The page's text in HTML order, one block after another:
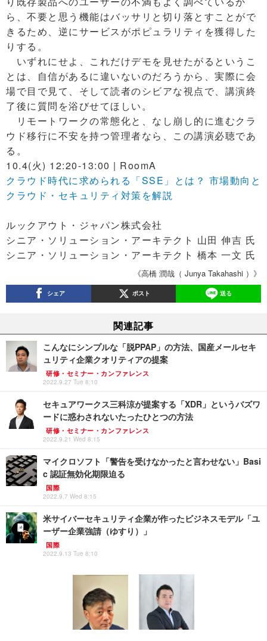
ら、不要と思う機能はバッサリと切り落とすことがで
きるため、逆にサービスがポピュラリティを獲得した
りする。
いずれにせよ、これだけデモを見せたがるというこ
とは、自信があるに違いないのだろうから、実際に会
場で目で見て、そして読者のシビアな視点で、講演終
了後に質問を浴びせてほしい。
リモートワークの常態化と、なし崩し的に進むクラ
ウド移行に不安を持つ管理者なら、この講演必聴であ
る。
10.4(火) 12:20-13:00 | RoomA
クラウド時代に求められる「SSE」とは？ 市場動向と
クラウド・セキュリティ対策を解説
ルックアウト・ジャパン株式会社
シニア・ソリューション・アーキテクト 山田 伸吉 氏
シニア・ソリューション・アーキテクト 橋本 一文 氏
《高橋 潤哉（ Junya Takahashi ）》
シェア ポスト 送る
関連記事
こんなにシンプルな「脱PPAP」の方法、国産メールセキ
ュリティ企業クオリティアの提案
研修・セミナー・カンファレンス
2022.9.27 Tue 8:10
セキュアワークス三科涼が提案する「XDR」というバズワ
ードに惑わされないたったひとつの方法
研修・セミナー・カンファレンス
2022.9.21 Wed 8:15
マイクロソフト「警告を受けなかったと言わせない」Basi
c 認証無効化期限迫る
国際
2022.9.7 Wed 8:15
米サイバーセキュリティ企業が作ったビジネスモデル「ユ
ーザー企業強請（ゆすり）」
国際
2022.9.13 Tue 8:10